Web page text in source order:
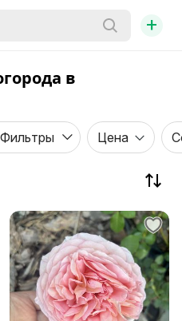
+
в
Фильтры Цена